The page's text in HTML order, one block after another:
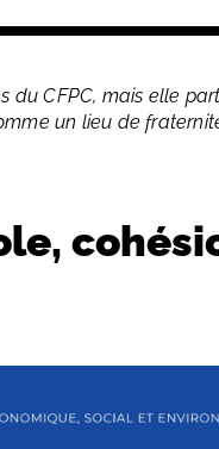
du CFPC, mais elle
un lieu de